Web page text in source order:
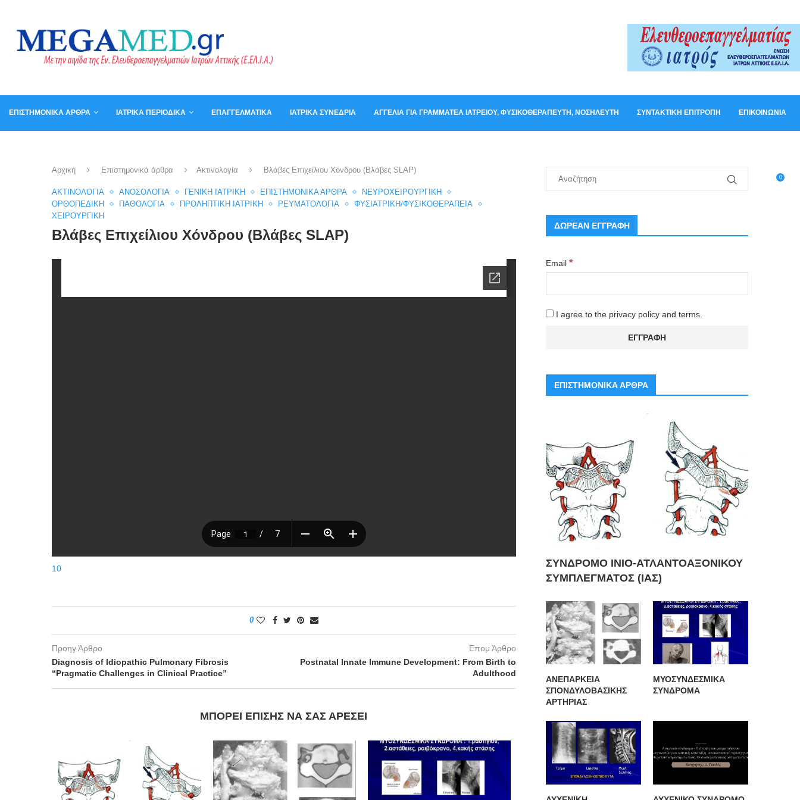
ΕΠΙΣΤΗΜΟΝΙΚΆ ΆΡΘΡΑ ΙΑΤΡΙΚΆ ΠΕΡΙΟΔΙΚΆ ΕΠΑΓΓΕΛΜΑΤΙΚΆ ΙΑΤΡΙΚΆ ΣΥΝΈΔΡΙΑ ΑΓΓΕΛΊΑ ΓΙΑ ΓΡΑΜΜΑΤΈΑ ΙΑΤΡΕΊΟΥ, ΦΥΣΙΚΟΘΕΡΑΠΕΥΤΉ, ΝΟΣΗΛΕΥΤΉ ΣΥΝΤΑΚΤΙΚΉ ΕΠΙΤΡΟΠΉ ΕΠΙΚΟΙΝΩΝΊΑ
0
Αρχική Επιστημονικά άρθρα Ακτινολογία Βλάβες Επιχείλιου Χόνδρου (Βλάβες SLAP)
ΑΚΤΙΝΟΛΟΓΊΑ ΑΝΟΣΟΛΟΓΊΑ ΓΕΝΙΚΉ ΙΑΤΡΙΚΉ ΕΠΙΣΤΗΜΟΝΙΚΆ ΆΡΘΡΑ
ΝΕΥΡΟΧΕΙΡΟΥΡΓΙΚΉ
ΟΡΘΟΠΕΔΙΚΉ
ΠΑΘΟΛΟΓΊΑ ΠΡΟΛΗΠΤΙΚΉ ΙΑΤΡΙΚΉ ΡΕΥΜΑΤΟΛΟΓΊΑ
ΦΥΣΙΑΤΡΙΚΉ/ΦΥΣΙΚΟΘΕΡΑΠΕΊΑ
ΧΕΙΡΟΥΡΓΙΚΉ
Βλάβες Επιχείλιου Χόνδρου (Βλάβες SLAP)
10
0
Προηγ Άρθρο
Diagnosis of Idiopathic Pulmonary Fibrosis
“Pragmatic Challenges in Clinical Practice”
Επομ Άρθρο
Postnatal Innate Immune Development: From Birth to
Adulthood
ΜΠΟΡΕΊ ΕΠΊΣΗΣ ΝΑ ΣΑΣ ΑΡΈΣΕΙ
ΔΩΡΕΑΝ ΕΓΓΡΑΦΗ
Email *
I agree to the privacy policy and terms.
ΕΠΙΣΤΗΜΟΝΙΚΑ ΑΡΘΡΑ
ΣΥΝΔΡΟΜΟ ΙΝΙΟ-ΑΤΛΑΝΤΟΑΞΟΝΙΚΟΥ
ΣΥΜΠΛΕΓΜΑΤΟΣ (ΙΑΣ)
ΑΝΕΠΑΡΚΕΙΑ
ΣΠΟΝΔΥΛΟΒΑΣΙΚΗΣ
ΑΡΤΗΡΙΑΣ
ΜΥΟΣΥΝΔΕΣΜΙΚΑ
ΣΥΝΔΡΟΜΑ